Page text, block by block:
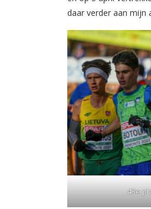
daar verder aan mijn
43e